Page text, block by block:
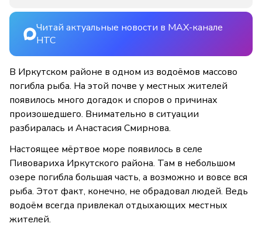
Читай актуальные новости в MAX-канале
НТС
В Иркутском районе в одном из водоёмов массово
погибла рыба. На этой почве у местных жителей
появилось много догадок и споров о причинах
произошедшего. Внимательно в ситуации
разбиралась и Анастасия Смирнова.
Настоящее мёртвое море появилось в селе
Пивовариха Иркутского района. Там в небольшом
озере погибла большая часть, а возможно и вовсе вся
рыба. Этот факт, конечно, не обрадовал людей. Ведь
водоём всегда привлекал отдыхающих местных
жителей.